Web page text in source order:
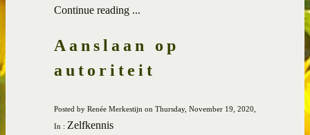
Continue reading ...
Aanslaan op
autoriteit
Posted by Renée Merkestijn on Thursday, November 19, 2020,
In : Zelfkennis